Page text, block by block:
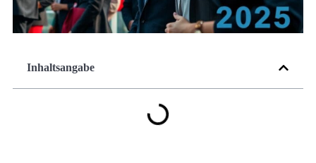
Inhaltsangabe